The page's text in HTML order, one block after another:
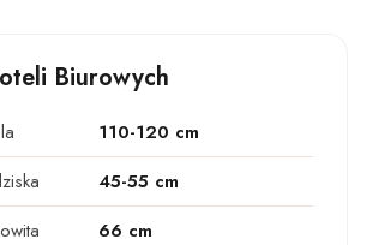
Biurowych
110-120 cm
45-55 cm
66 cm